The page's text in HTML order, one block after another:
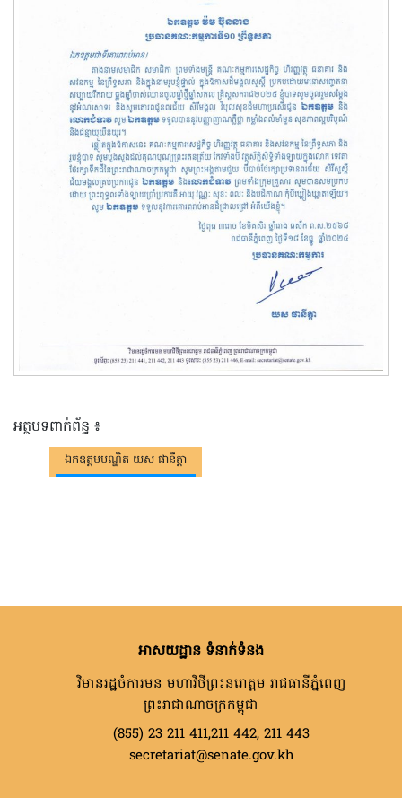
អត្ថបទពាក់ព័ន្ធ ៖
ឯកឧត្តមបណ្ឌិត យស ផានីត្តា
អាសយដ្ឋាន ទំនាក់ទំនង
វិមានរដ្ឋចំការមន មហាវិថីព្រះនរោត្តម រាជធានីភ្នំពេញ
ព្រះរាជាណាចក្រកម្ពុជា
(855) 23 211 411,211 442, 211 443
secretariat@senate.gov.kh